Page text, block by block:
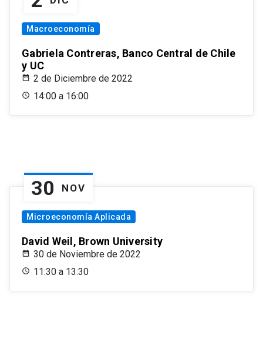
Macroeconomía
Gabriela Contreras, Banco Central de Chile
y UC
2 de Diciembre de 2022
14:00 a 16:00
30 NOV
Microeconomía Aplicada
David Weil, Brown University
30 de Noviembre de 2022
11:30 a 13:30